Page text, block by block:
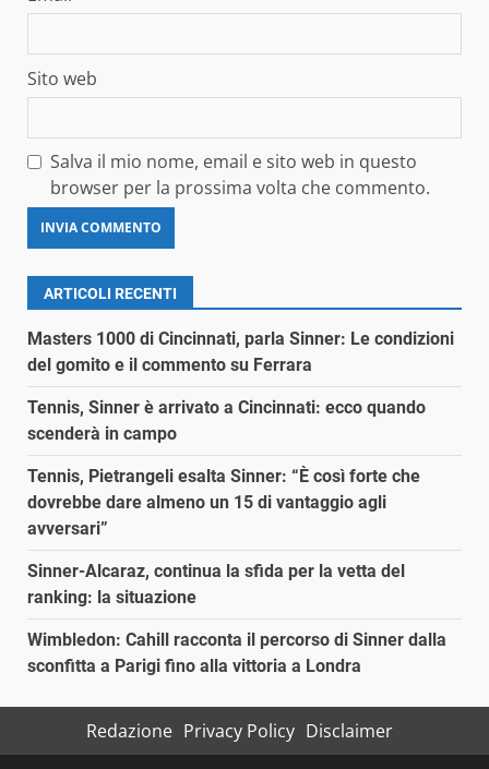
Sito web
Salva il mio nome, email e sito web in questo
browser per la prossima volta che commento.
ARTICOLI RECENTI
Masters 1000 di Cincinnati, parla Sinner: Le condizioni
del gomito e il commento su Ferrara
Tennis, Sinner è arrivato a Cincinnati: ecco quando
scenderà in campo
Tennis, Pietrangeli esalta Sinner: “È così forte che
dovrebbe dare almeno un 15 di vantaggio agli
avversari”
Sinner-Alcaraz, continua la sfida per la vetta del
ranking: la situazione
Wimbledon: Cahill racconta il percorso di Sinner dalla
sconfitta a Parigi fino alla vittoria a Londra
Redazione Privacy Policy Disclaimer